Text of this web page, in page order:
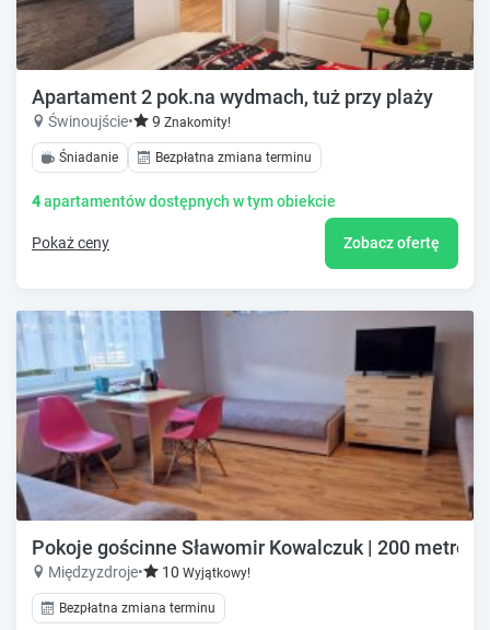
Apartament 2 pok.na wydmach, tuż przy plaży
Świnoujście• 9 Znakomity!
Śniadanie Bezpłatna zmiana terminu
4apartamentów dostępnych w tym obiekcie
Pokaż ceny Zobacz ofertę
Pokoje gościnne Sławomir Kowalczuk | 200 metrów
Międzyzdroje• 10 Wyjątkowy!
Bezpłatna zmiana terminu